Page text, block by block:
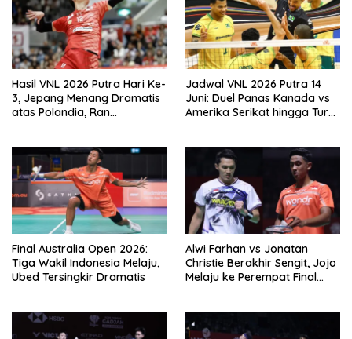
Hasil VNL 2026 Putra Hari Ke-
3, Jepang Menang Dramatis
atas Polandia, Ran
Jadwal VNL 2026 Putra 14
Juni: Duel Panas Kanada vs
Amerika Serikat hingga Turki
Final Australia Open 2026:
Tiga Wakil Indonesia Melaju,
Ubed Tersingkir Dramatis
Alwi Farhan vs Jonatan
Christie Berakhir Sengit, Jojo
Melaju ke Perempat Final